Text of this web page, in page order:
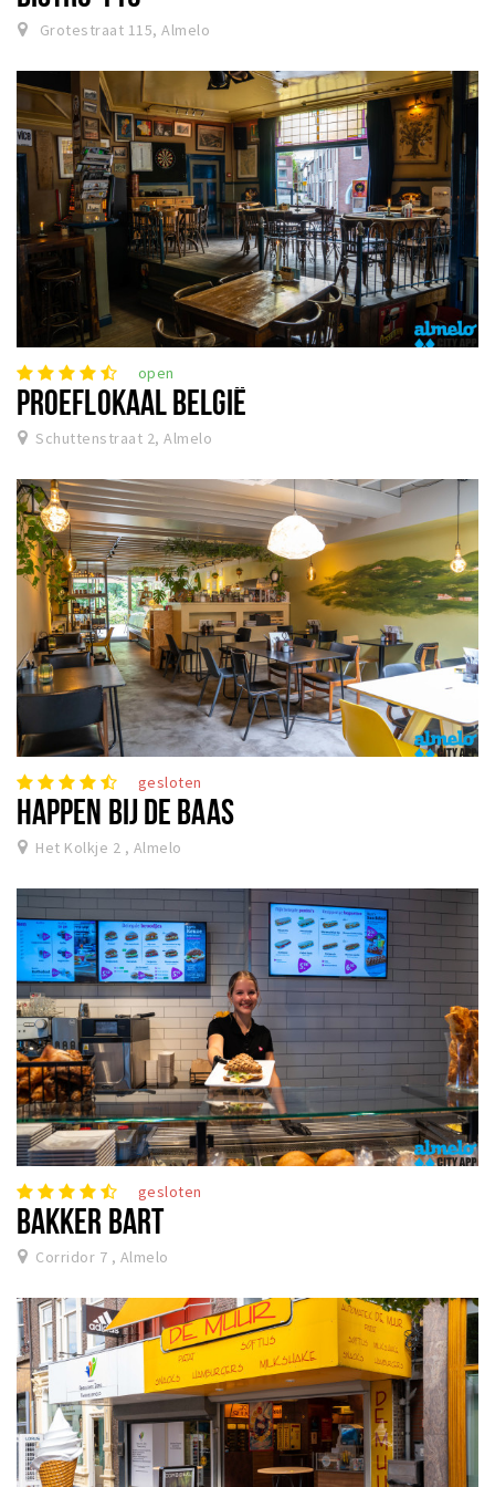
Grotestraat 115, Almelo
open
PROEFLOKAAL BELGIË
Schuttenstraat 2, Almelo
gesloten
HAPPEN BIJ DE BAAS
Het Kolkje 2 , Almelo
gesloten
BAKKER BART
Corridor 7 , Almelo